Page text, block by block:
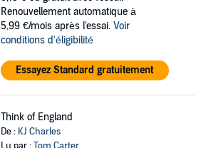
Renouvellement automatique à
5,99 €/mois après l'essai. Voir
conditions d'éligibilité
Essayez Standard gratuitement
Think of England
De : KJ Charles